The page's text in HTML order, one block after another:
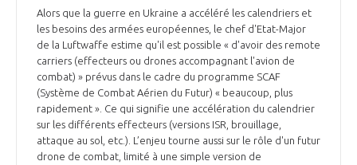
Alors que la guerre en Ukraine a accéléré les calendriers et
les besoins des armées européennes, le chef d'Etat-Major
de la Luftwaffe estime qu'il est possible « d'avoir des remote
carriers (effecteurs ou drones accompagnant l'avion de
combat) » prévus dans le cadre du programme SCAF
(Système de Combat Aérien du Futur) « beaucoup, plus
rapidement ». Ce qui signifie une accélération du calendrier
sur les différents effecteurs (versions ISR, brouillage,
attaque au sol, etc.). L’enjeu tourne aussi sur le rôle d'un futur
drone de combat, limité à une simple version de